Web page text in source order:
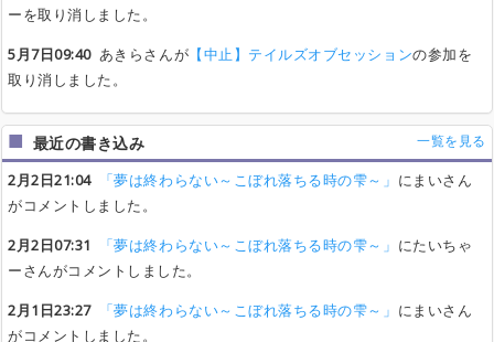
ーを取り消しました。
5月7日09:40あきらさんが 【中止】テイルズオブセッションの参加を
取り消しました。
最近の書き込み 一覧を見る
2月2日21:04 「夢は終わらない～こぼれ落ちる時の雫～」 にまいさん
がコメントしました。
2月2日07:31
「夢は終わらない～こぼれ落ちる時の雫～」 にたいちゃ
ーさんがコメントしました。
2月1日23:27
「夢は終わらない～こぼれ落ちる時の雫～」 にまいさん
がコメントしました。